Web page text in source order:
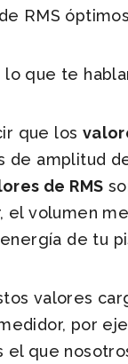
RMS
lo que te
que los
de amplitud
de RMS
el volumen
de tu
valores
por
el que